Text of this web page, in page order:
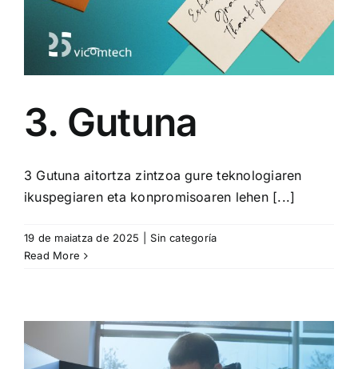
3. Gutuna
3 Gutuna aitortza zintzoa gure teknologiaren
ikuspegiaren eta konpromisoaren lehen [...]
19 de maiatza de 2025
Sin categoría
Read More